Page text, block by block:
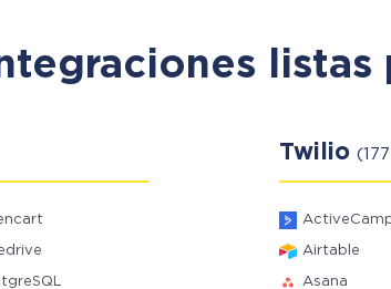
listas
Twilio
Airtable
Asana